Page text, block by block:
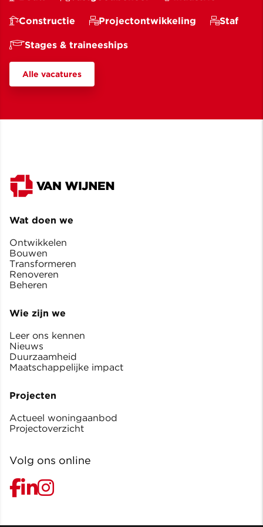
Constructie Projectontwikkeling Staf
Stages & traineeships
Alle vacatures
Wat doen we
Ontwikkelen
Bouwen
Transformeren
Renoveren
Beheren
Wie zijn we
Leer ons kennen
Nieuws
Duurzaamheid
Maatschappelijke impact
Projecten
Actueel woningaanbod
Projectoverzicht
Volg ons online